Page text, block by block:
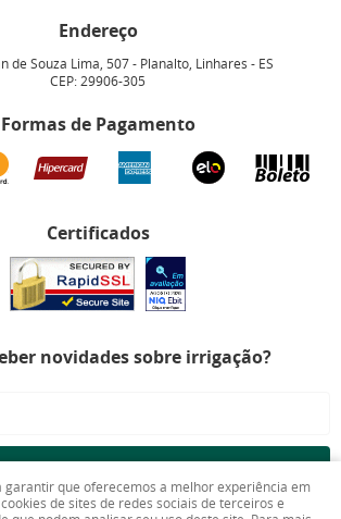
Endereço
de Souza Lima, 507- Planalto, Linhares - ES
CEP: 29906-305
Formas de Pagamento
Certificados
novidades sobre irrigação?
CADASTRAR
garantir que oferecemos a melhor experiência em
de sites de redes sociais de terceiros e